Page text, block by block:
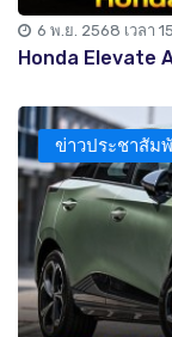
6 พ.ย. 2568 เวลา
Honda Elevate
ข่าวประชาสัม